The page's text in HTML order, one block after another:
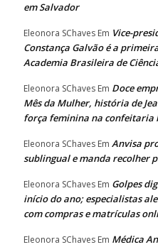
em Salvador
Eleonora SChaves Em Vice-
Constança Galvão é a
Academia Brasileira de
Eleonora SChaves Em Doce
Mês da Mulher, história de
força feminina na confeitaria
Eleonora SChaves Em Anvisa
sublingual e manda recolher
Eleonora SChaves Em Golpes
início do ano; especialistas
com compras e matrículas
Eleonora SChaves Em Médica